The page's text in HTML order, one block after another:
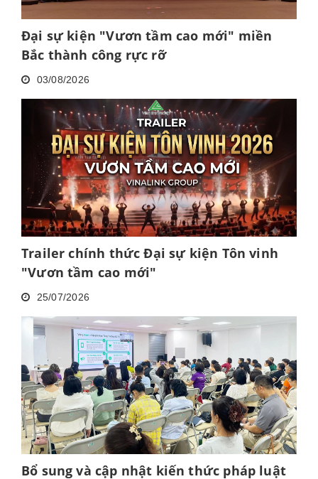
Đại sự kiện "Vươn tầm cao mới" miền
Bắc thành công rực rỡ
03/08/2026
Trailer chính thức Đại sự kiện Tôn vinh
"Vươn tầm cao mới"
25/07/2026
Bổ sung và cập nhật kiến thức pháp luật